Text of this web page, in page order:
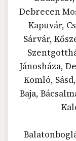
Debrecen
Kapuvár,
Sárvár,
Jánosháza,
Komló,
Baja,